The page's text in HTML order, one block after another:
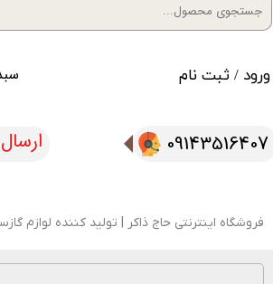
ورود / ثبت نام
09143516407​​​​​​​
فروشگاه اینترنتی حاج ذاکر | تولید کننده لوازم